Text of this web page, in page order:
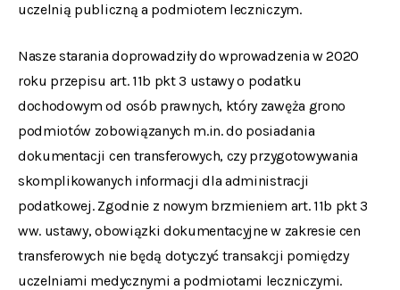
uczelnią publiczną a podmiotem leczniczym.
Nasze starania doprowadziły do wprowadzenia w 2020
roku przepisu art. 11b pkt 3 ustawy o podatku
dochodowym od osób prawnych, który zawęża grono
podmiotów zobowiązanych m.in. do posiadania
dokumentacji cen transferowych, czy przygotowywania
skomplikowanych informacji dla administracji
podatkowej. Zgodnie z nowym brzmieniem art. 11b pkt 3
ww. ustawy, obowiązki dokumentacyjne w zakresie cen
transferowych nie będą dotyczyć transakcji pomiędzy
uczelniami medycznymi a podmiotami leczniczymi.